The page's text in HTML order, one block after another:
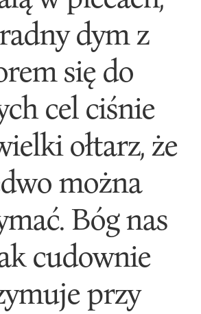
dym z
się do
cel ciśnie
ołtarz, że
można
Bóg nas
cudownie
przy